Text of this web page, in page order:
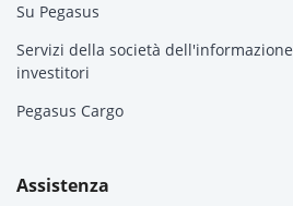
Su Pegasus
Servizi della società
investitori
Pegasus Cargo
Assistenza